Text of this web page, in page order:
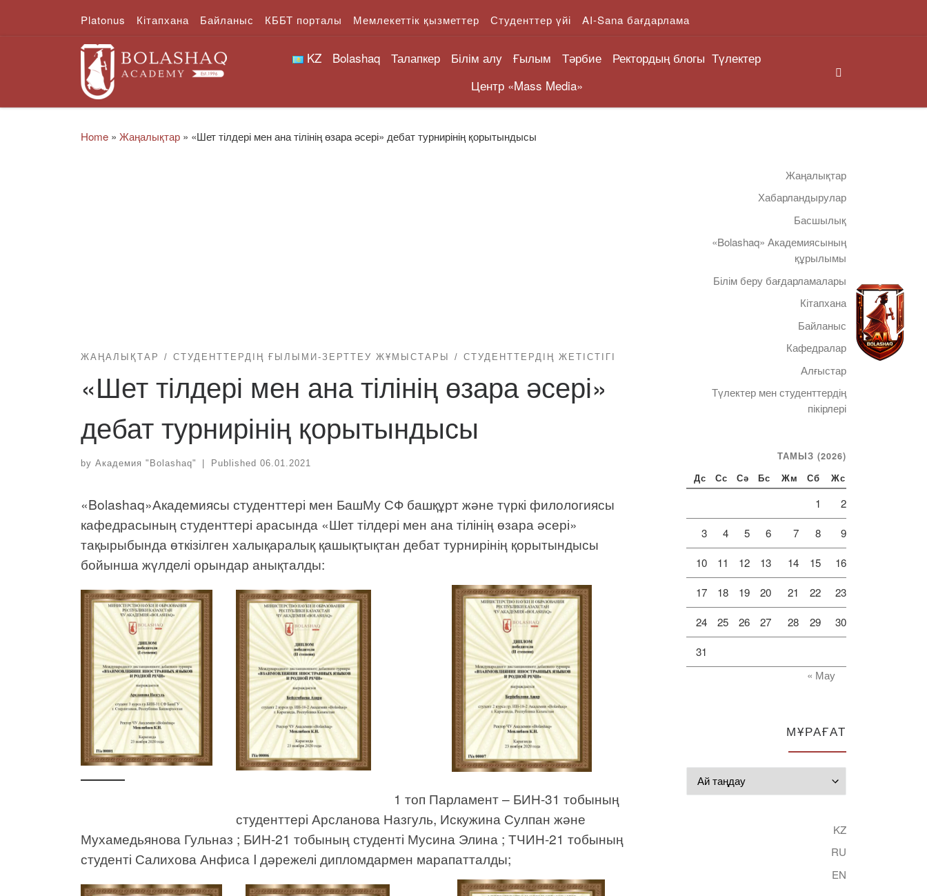
Skip to contentPlatonus Кітапхана Байланыс КББТ порталы Мемлекеттік қызметтер Студенттер үйі AI-Sana бағдарлама
KZ Bolashaq Талапкер Білім алу Ғылым Тәрбие Ректордың блогы Түлектер
Центр «Mass Media»
Home » Жаңалықтар » «Шет тілдері мен ана тілінің өзара әсері» дебат турнирінің қорытындысы
ЖАҢАЛЫҚТАР СТУДЕНТТЕРДІҢ ҒЫЛЫМИ-ЗЕРТТЕУ ЖҰМЫСТАРЫ СТУДЕНТТЕРДІҢ ЖЕТІСТІГІ
«Шет тілдері мен ана тілінің өзара әсері»
дебат турнирінің қорытындысы
by Академия "Bolashaq" Published 06.01.2021
«Bolashaq»Академиясы студенттері мен БашМу СФ башқұрт және түркі филологиясы
кафедрасының студенттері арасында «Шет тілдері мен ана тілінің өзара әсері»
тақырыбында өткізілген халықаралық қашықтықтан дебат турнирінің қорытындысы
бойынша жүлделі орындар анықталды:
1 топ Парламент – БИН-31 тобының
студенттері Арсланова Назгуль, Искужина Сулпан және
Мухамедьянова Гульназ ; БИН-21 тобының студенті Мусина Элина ; ТЧИН-21 тобының
студенті Салихова Анфиса I дәрежелі дипломдармен марапатталды;
Жаңалықтар
Хабарландырулар
Басшылық
«Bolashaq» Академиясының
құрылымы
Білім беру бағдарламалары
Кітапхана
Байланыс
Кафедралар
Алғыстар
Түлектер мен студенттердің
пікірлері
ТАМЫЗ (2026)
Дс Сс Сә Бс Жм Сб Жс
1 2
3 4 5 6 7 8 9
10 11 12 13 14 15 16
17 18 19 20 21 22 23
24 25 26 27 28 29 30
31
« Мау
МҰРАҒАТ
KZ
RU
EN
Telegram